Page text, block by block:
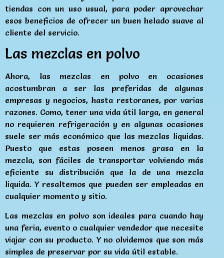
tiendas con un uso usual, para poder aprovechar
esos beneficios de ofrecer un buen helado suave al
cliente del servicio.
Las mezclas en polvo
Ahora, las mezclas en polvo en ocasiones
acostumbran a ser las preferidas de algunas
empresas y negocios, hasta restoranes, por varias
razones. Como, tener una vida útil larga, en general
no requieren refrigeración y en algunas ocasiones
suele ser más económico que las mezclas liquidas.
Puesto que estas poseen menos grasa en la
mezcla, son fáciles de transportar volviendo más
eficiente su distribución que la de una mezcla
liquida. Y resaltemos que pueden ser empleadas en
cualquier momento y sitio.
Las mezclas en polvo son ideales para cuando hay
una feria, evento o cualquier vendedor que necesite
viajar con su producto. Y no olvidemos que son más
simples de preservar por su vida útil estable.